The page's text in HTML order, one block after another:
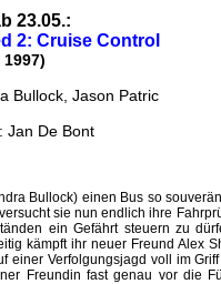
23.05.:
2: Cruise Control
1997)
Bullock, Jason Patric
Jan De Bont
Bullock) einen Bus so
sie nun endlich ihre
ein Gefährt steuern zu
kämpft ihr neuer Freund Alex
einer Verfolgungsjagd voll im
Freundin fast genau vor die